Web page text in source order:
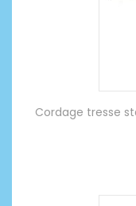
Cordage tresse